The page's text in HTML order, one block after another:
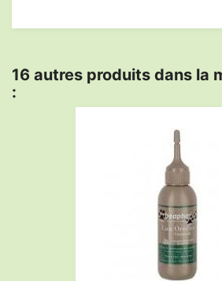
16 autres produits dans la
: